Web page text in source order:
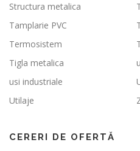
Structura metalica
Tamplarie PVC
Termosistem
Tigla metalica
usi industriale
Utilaje
CERERI DE OFERTĂ